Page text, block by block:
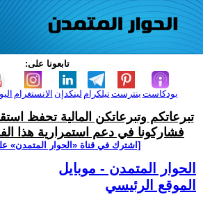
تابعونا على:
الانستغرام لينكدإن تيلكرامبنترست بودكاست
تبرعاتكم وتبرعاتكن المالية تحفظ
فشاركونا في دعم استمرارية هذا
[اشترك في قناة ‫«الحوار المتمدن»
الحوار المتمدن - موبايل
الموقع الرئيسي